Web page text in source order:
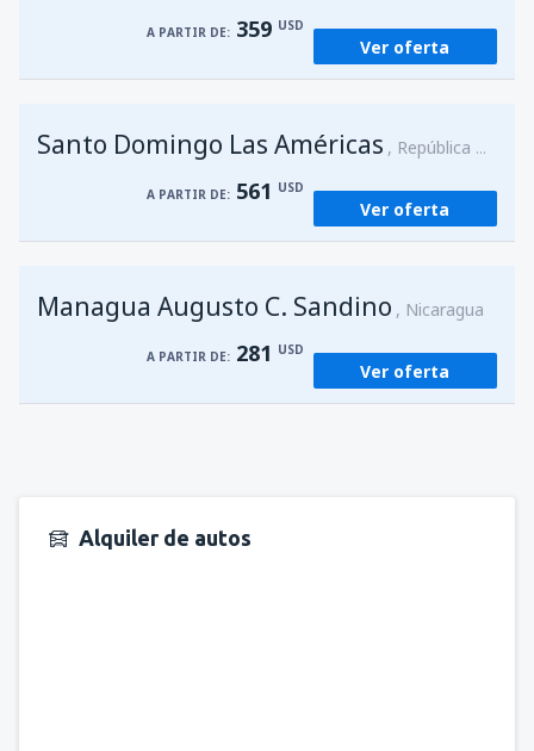
A PARTIR DE: 359 USD
Ver oferta
Santo Domingo Las Américas República Dominicana
A PARTIR DE: 561 USD
Ver oferta
Managua Augusto C. Sandino Nicaragua
A PARTIR DE: 281 USD
Ver oferta
Alquiler de autos